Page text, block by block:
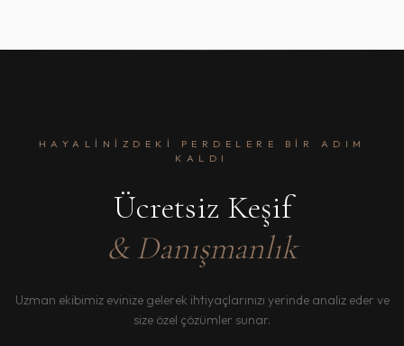
HAYALINIZDEKI PERDELERE BIR ADIM
KALDI
Ücretsiz Keşif
& Danışmanlık
Uzman ekibimiz evinize gelerek ihtiyaçlarınızı yerinde analiz eder ve
size özel çözümler sunar.